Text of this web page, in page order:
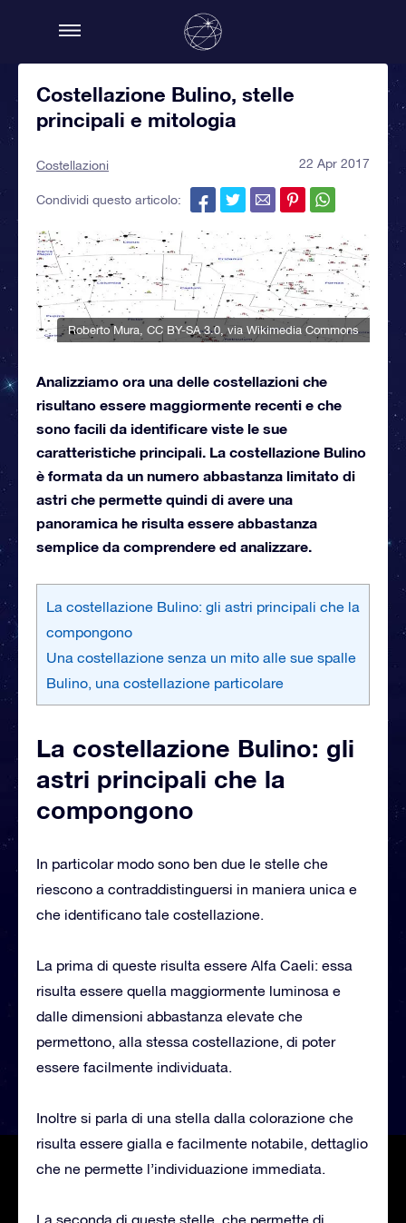
Costellazione Bulino, stelle
principali e mitologia
Costellazioni 22 Apr 2017
Condividi questo articolo:
Roberto Mura CC BY-SA 3.0 , via Wikimedia Commons
Analizziamo ora una delle costellazioni che
risultano essere maggiormente recenti e che
sono facili da identificare viste le sue
caratteristiche principali. La costellazione Bulino
è formata da un numero abbastanza limitato di
astri che permette quindi di avere una
panoramica he risulta essere abbastanza
semplice da comprendere ed analizzare.
La costellazione Bulino: gli astri principali che la
compongono
Una costellazione senza un mito alle sue spalle
Bulino, una costellazione particolare
La costellazione Bulino: gli
astri principali che la
compongono
In particolar modo sono ben due le stelle che
riescono a contraddistinguersi in maniera unica e
che identificano tale costellazione.
La prima di queste risulta essere Alfa Caeli: essa
risulta essere quella maggiormente luminosa e
dalle dimensioni abbastanza elevate che
permettono, alla stessa costellazione, di poter
essere facilmente individuata.
Inoltre si parla di una stella dalla colorazione che
risulta essere gialla e facilmente notabile, dettaglio
che ne permette l’individuazione immediata.
La seconda di queste stelle, che permette di